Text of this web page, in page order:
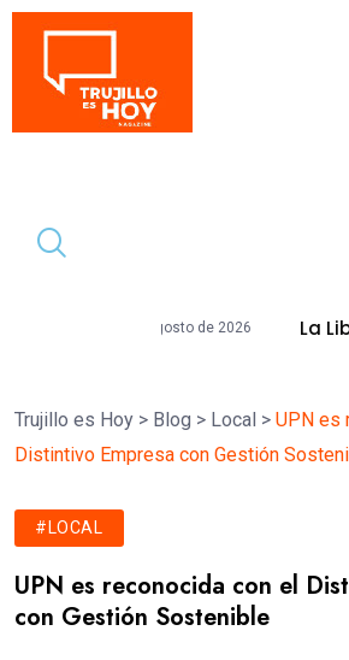
La Libertad Acumula
Trujillo es Hoy > Blog > Local > UPN es
Distintivo Empresa con Gestión
#LOCAL
UPN es reconocida con el
con Gestión Sostenible